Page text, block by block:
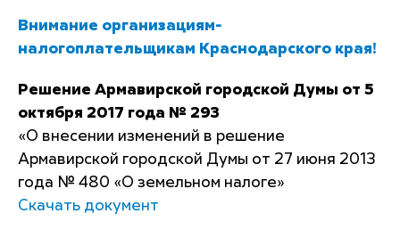
Внимание организациям-
налогоплательщикам Краснодарского края!
Решение Армавирской городской Думы от 5
октября 2017 года № 293
«О внесении изменений в решение
Армавирской городской Думы от 27 июня 2013
года № 480 «О земельном налоге»
Скачать документ